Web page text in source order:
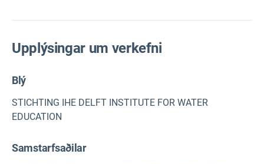
Upplýsingar um verkefni
Blý
STICHTING IHE DELFT INSTITUTE FOR WATER
EDUCATION
Samstarfsaðilar